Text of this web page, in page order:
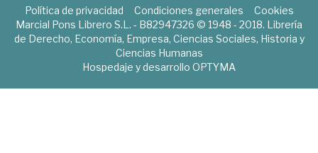
Política de privacidad Condiciones generales
Cookies
Marcial Pons Librero S.L. - B82947326 © 1948 - 2018. Librería
de Derecho, Economía, Empresa, Ciencias Sociales, Historia y
Ciencias Humanas
Hospedaje y desarrollo OPTYMA